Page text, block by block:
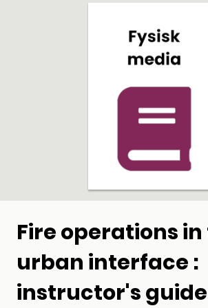
Fire operations
urban interface :
instructor's guide